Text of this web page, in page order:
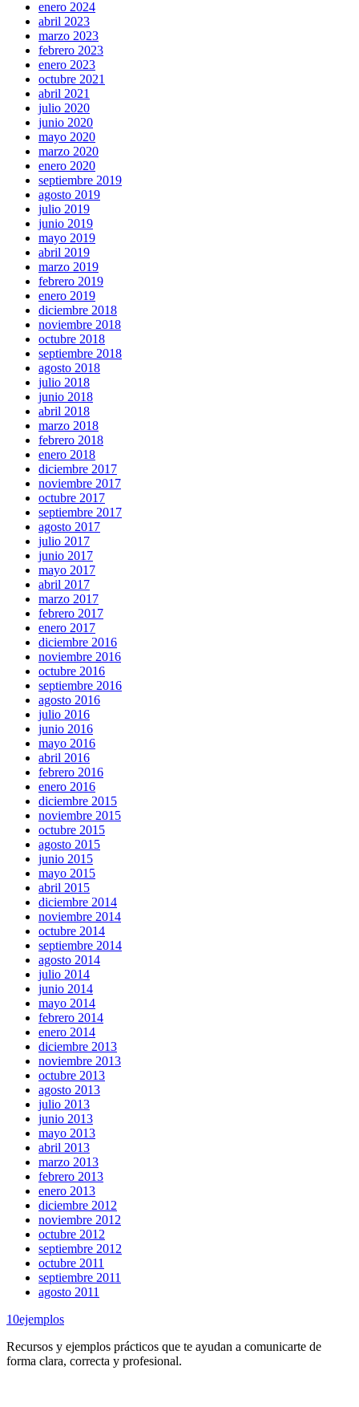
enero 2024
abril 2023
marzo 2023
febrero 2023
enero 2023
octubre 2021
abril 2021
julio 2020
junio 2020
mayo 2020
marzo 2020
enero 2020
septiembre 2019
agosto 2019
julio 2019
junio 2019
mayo 2019
abril 2019
marzo 2019
febrero 2019
enero 2019
diciembre 2018
noviembre 2018
octubre 2018
septiembre 2018
agosto 2018
julio 2018
junio 2018
abril 2018
marzo 2018
febrero 2018
enero 2018
diciembre 2017
noviembre 2017
octubre 2017
septiembre 2017
agosto 2017
julio 2017
junio 2017
mayo 2017
abril 2017
marzo 2017
febrero 2017
enero 2017
diciembre 2016
noviembre 2016
octubre 2016
septiembre 2016
agosto 2016
julio 2016
junio 2016
mayo 2016
abril 2016
febrero 2016
enero 2016
diciembre 2015
noviembre 2015
octubre 2015
agosto 2015
junio 2015
mayo 2015
abril 2015
diciembre 2014
noviembre 2014
octubre 2014
septiembre 2014
agosto 2014
julio 2014
junio 2014
mayo 2014
febrero 2014
enero 2014
diciembre 2013
noviembre 2013
octubre 2013
agosto 2013
julio 2013
junio 2013
mayo 2013
abril 2013
marzo 2013
febrero 2013
enero 2013
diciembre 2012
noviembre 2012
octubre 2012
septiembre 2012
octubre 2011
septiembre 2011
agosto 2011
10ejemplos
Recursos y ejemplos prácticos que te ayudan a comunicarte de
forma clara, correcta y profesional.